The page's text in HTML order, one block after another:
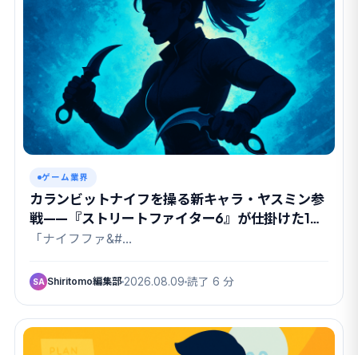
ゲーム業界
カランビットナイフを操る新キャラ・ヤスミン参
戦——『ストリートファイター6』が仕掛けた1週
間の熱狂
「ナイフファ&#…
SA Shiritomo編集部 2026.08.09 読了 6 分